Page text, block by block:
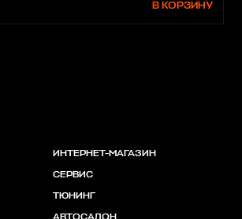
В КОРЗИНУ
ИНТЕРНЕТ-МАГАЗИН
СЕРВИС
ТЮНИНГ